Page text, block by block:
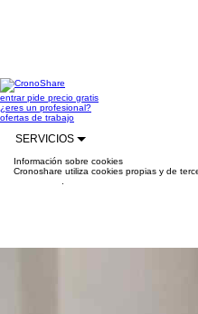
entrarpide precio gratis
¿eres un profesional?
ofertas de trabajo
SERVICIOS
Información sobre cookies
Cronoshare utiliza cookies propias y de